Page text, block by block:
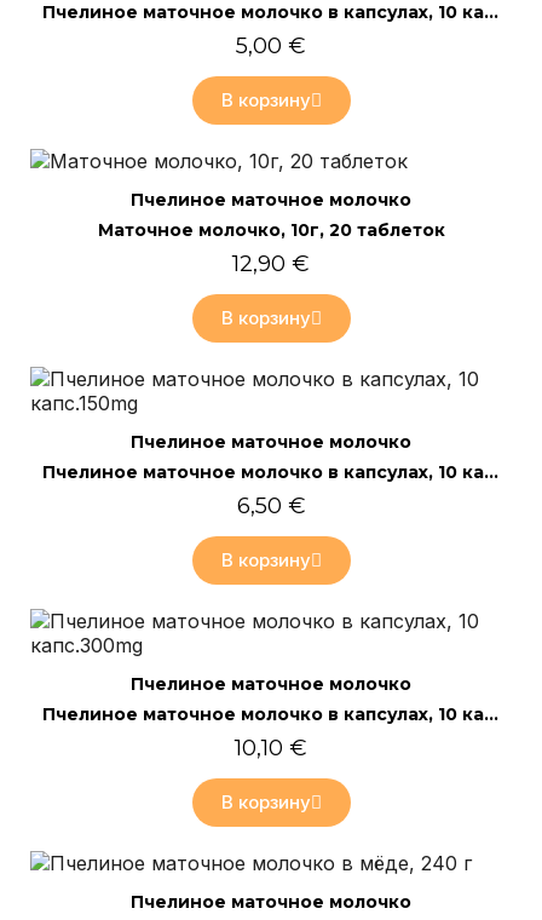
Пчелиное маточное молочко в капсулах, 10 капс.30mg
5,00 €
В корзину
Быстрый просмотр
Пчелиное маточное молочко
Маточное молочко, 10г, 20 таблеток
12,90 €
В корзину
Быстрый просмотр
Пчелиное маточное молочко
Пчелиное маточное молочко в капсулах, 10 капс.150mg
6,50 €
В корзину
Быстрый просмотр
Пчелиное маточное молочко
Пчелиное маточное молочко в капсулах, 10 капс.300mg
10,10 €
В корзину
Быстрый просмотр
Пчелиное маточное молочко